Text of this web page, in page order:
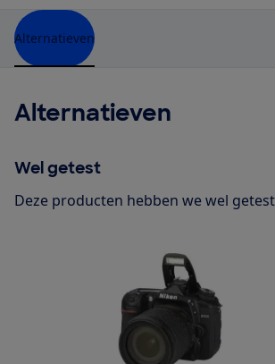
Alternatieven
Alternatieven
Wel getest
Deze producten hebben we wel getest